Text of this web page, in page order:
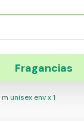
Fragancias
unisex env x 1